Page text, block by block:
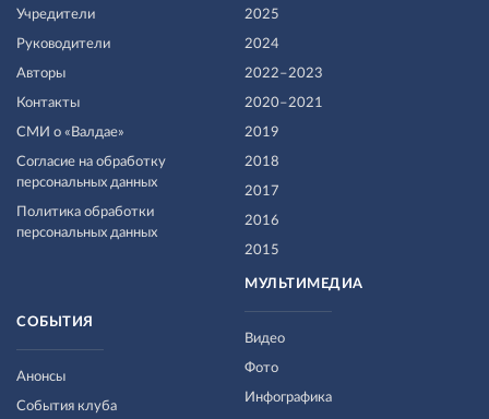
Учредители
Руководители
Авторы
Контакты
СМИ о «Валдае»
Согласие на обработку
персональных данных
Политика обработки
персональных данных
2025
2024
2022–2023
2020–2021
2019
2018
2017
2016
2015
МУЛЬТИМЕДИА
Видео
Фото
Инфографика
СОБЫТИЯ
Анонсы
События клуба